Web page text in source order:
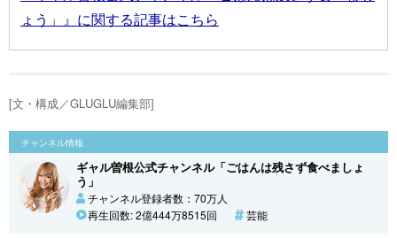
ょう」』に関する記事はこちら
[文・構成／GLUGLU編集部]
チャンネル情報
ギャル曽根公式チャンネル「ごはんは残さず食べましょ
う」
チャンネル登録者数：70万人
再生回数: 2億444万8515回
芸能